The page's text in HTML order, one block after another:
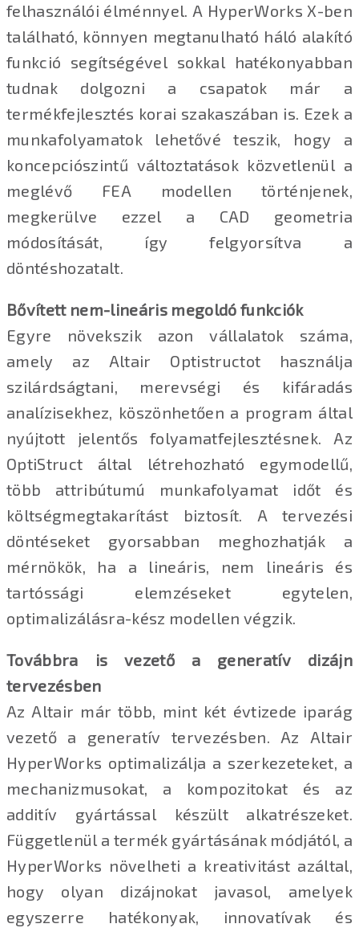
felhasználói élménnyel. A HyperWorks X-ben
található, könnyen megtanulható háló alakító
funkció segítségével sokkal hatékonyabban
tudnak dolgozni a csapatok már a
termékfejlesztés korai szakaszában is. Ezek a
munkafolyamatok lehetővé teszik, hogy a
koncepciószintű változtatások közvetlenül a
meglévő FEA modellen történjenek,
megkerülve ezzel a CAD geometria
módosítását, így felgyorsítva a
döntéshozatalt.
Bővített nem-lineáris megoldó funkciók
Egyre növekszik azon vállalatok száma,
amely az Altair Optistructot használja
szilárdságtani, merevségi és kifáradás
analízisekhez, köszönhetően a program által
nyújtott jelentős folyamatfejlesztésnek. Az
OptiStruct által létrehozható egymodellű,
több attribútumú munkafolyamat időt és
költségmegtakarítást biztosít. A tervezési
döntéseket gyorsabban meghozhatják a
mérnökök, ha a lineáris, nem lineáris és
tartóssági elemzéseket egytelen,
optimalizálásra-kész modellen végzik.
Továbbra is vezető a generatív dizájn
tervezésben
Az Altair már több, mint két évtizede iparág
vezető a generatív tervezésben. Az Altair
HyperWorks optimalizálja a szerkezeteket, a
mechanizmusokat, a kompozitokat és az
additív gyártással készült alkatrészeket.
Függetlenül a termék gyártásának módjától, a
HyperWorks növelheti a kreativitást azáltal,
hogy olyan dizájnokat javasol, amelyek
egyszerre hatékonyak, innovatívak és